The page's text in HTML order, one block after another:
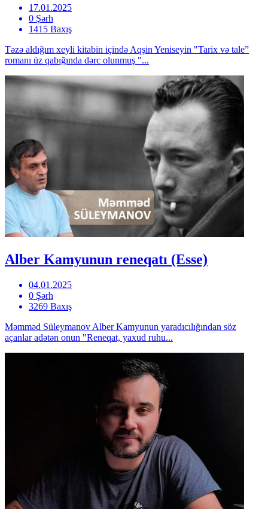
17.01.2025
0 Şərh
1415 Baxış
Təzə aldığım xeyli kitabin içində Aqşin Yeniseyin "Tarix və tale”
romanı üz qabığında dərc olunmuş "...
Alber Kamyunun reneqatı (Esse)
04.01.2025
0 Şərh
3269 Baxış
Məmməd Süleymanov Alber Kamyunun yaradıcılığından söz
açanlar adətən onun "Reneqat, yaxud ruhu...